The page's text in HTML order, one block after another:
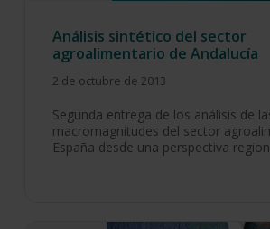
Análisis sintético del sector
agroalimentario de Andalucía
2 de octubre de 2013
Segunda entrega de los análisis de
macromagnitudes del sector
España desde una perspectiva